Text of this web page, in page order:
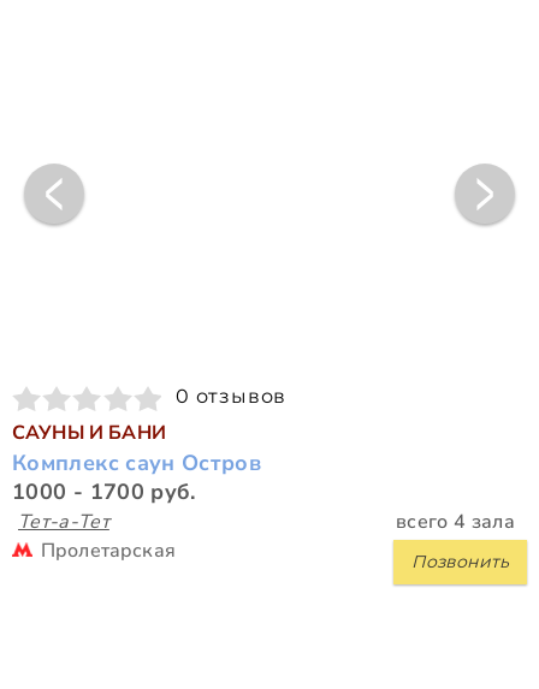
0 отзывов
САУНЫ И БАНИ
Комплекс саун Остров
1000 - 1700 руб.
Тет-а-Тет всего 4 зала
Позвонить
Пролетарская